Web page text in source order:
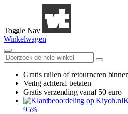
Toggle Nav
Winkelwagen
Gratis ruilen of retourneren
Veilig achteraf betalen
Gratis verzending vanaf 50 euro
95%